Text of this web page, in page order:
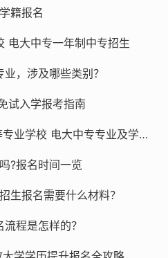
放大学（石家庄电大）无需奔
再加上官方咨询渠道全程护
报、需要准备什么材料”，这
。报名前建议先通过官方渠
籍报名
电大中专一年制中专招生
，涉及哪些类别？
试入学报考指南
2026 年中央广播电视中等专业学校 电大中专专业及学费一览
?报名时间一览
生报名需要什么材料？
程是怎样的？